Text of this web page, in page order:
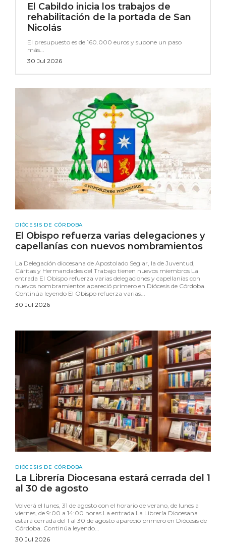
El Cabildo inicia los trabajos de
rehabilitación de la portada de San
Nicolás
El presupuesto es de 160.000 euros y supone un paso
más...
30 Jul 2026
DIÓCESIS DE CÓRDOBA
El Obispo refuerza varias delegaciones y
capellanías con nuevos nombramientos
La Delegación diocesana de Apostolado Seglar, la de Juventud,
Cáritas y Hermandades del Trabajo tienen nuevos miembros La
entrada El Obispo refuerza varias delegaciones y capellanías con
nuevos nombramientos apareció primero en Diócesis de Córdoba.
Continúa leyendo El Obispo refuerza varias...
30 Jul 2026
DIÓCESIS DE CÓRDOBA
La Librería Diocesana estará cerrada del 1
al 30 de agosto
Volverá el lunes, 31 de agosto con el horario de verano, de lunes a
viernes, de 9:00 a 14:00 horas La entrada La Librería Diocesana
estará cerrada del 1 al 30 de agosto apareció primero en Diócesis de
Córdoba. Continúa leyendo...
30 Jul 2026